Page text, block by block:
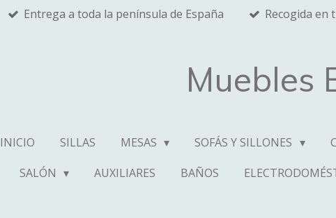
Entrega a toda la península de España Recogida en
Muebles
INICIO SILLAS MESAS SOFÁS Y SILLONES
SALÓN
AUXILIARES BAÑOS